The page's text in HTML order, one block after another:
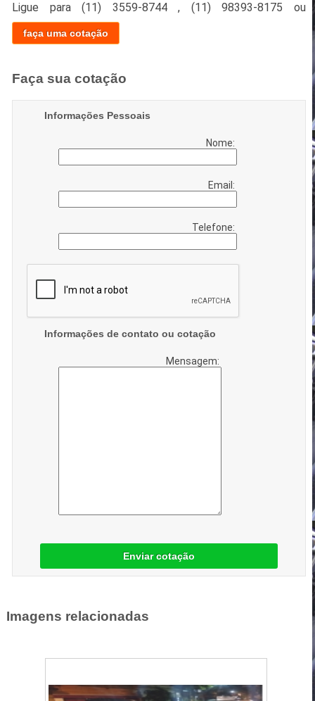
Ligue para(11) 3559-8744 , (11) 98393-8175 ou
faça uma cotação
Faça sua cotação
Informações Pessoais
Nome:
Email:
Telefone:
Informações de contato ou cotação
Mensagem:
Enviar cotação
Imagens relacionadas